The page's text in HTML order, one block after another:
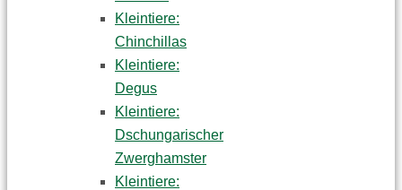
Kleintiere:
Chinchillas
Kleintiere:
Degus
Kleintiere:
Dschungarischer
Zwerghamster
Kleintiere: